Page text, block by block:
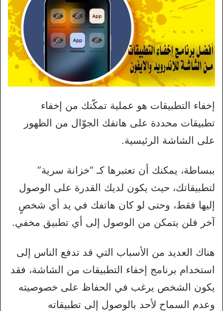
إخفاء التطبيقات هو عملية تمكّنك من إخفاء
تطبيقات محددة على هاتفك الجوّال من الظهور
على الشاشة الرئيسية.
ببساطة، يمكنك أن تعتبرها كـ “خزانة سرية”
لتطبيقاتك، حيث يكون لديك القدرة على الوصول
إليها فقط، وحتى لو كان هاتفك في يد أي شخصٍ
آخر فلن يتمكن من الوصول إلى أي تطبيق مخفي.
هناك العديد من الأسباب التي قد تدفع الناس إلى
استخدام برنامج إخفاء التطبيقات من الشاشة، فقد
يكون الشخص يرغب في الحفاظ على خصوصيته
وعدم السماح لأحد بالوصول إلى تطبيقاته